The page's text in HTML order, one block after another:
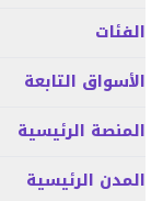
الفئات
الأسواق التابعة
المنصة الرئيسية
المدن الرئيسية